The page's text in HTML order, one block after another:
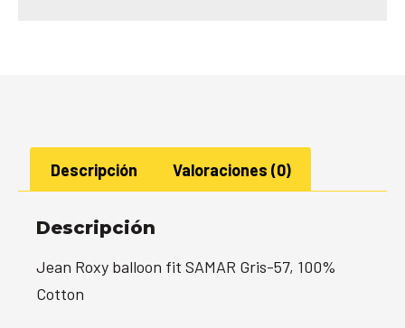
Descripción Valoraciones (0)
Descripción
Jean Roxy balloon fit SAMAR Gris-57, 100%
Cotton